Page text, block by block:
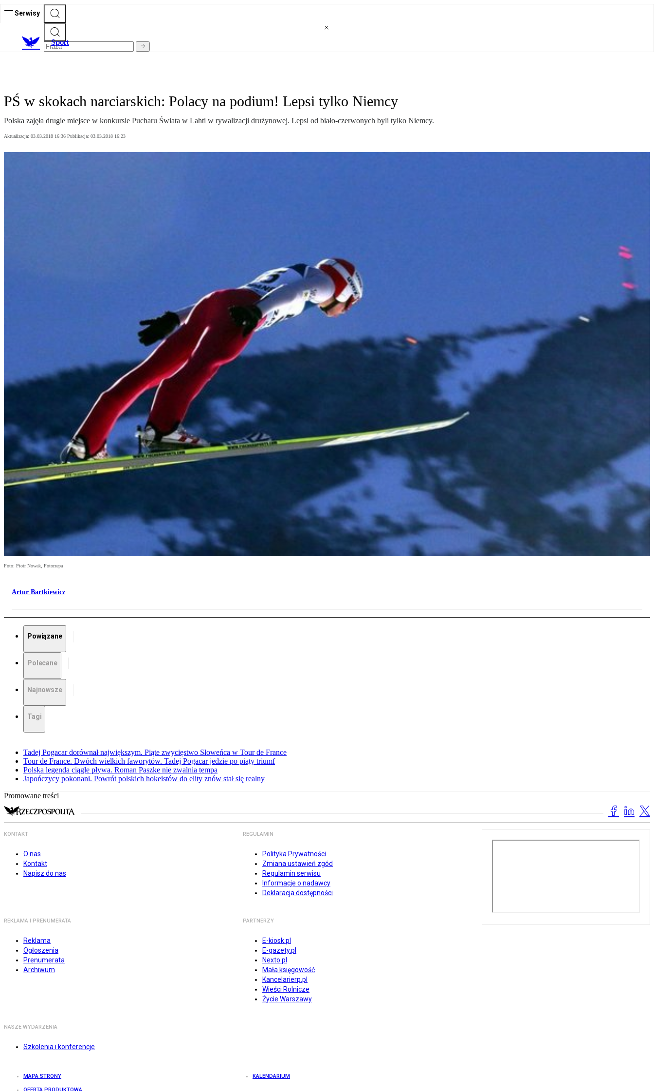
Serwisy
Sport
PŚ w skokach narciarskich: Polacy na podium! Lepsi tylko Niemcy
Polska zajęła drugie miejsce w konkursie Pucharu Świata w Lahti w rywalizacji drużynowej. Lepsi od biało-czerwonych byli tylko Niemcy.
Aktualizacja: 03.03.2018 16:36 Publikacja: 03.03.2018 16:23
Foto: Piotr Nowak, Fotorzepa
Artur Bartkiewicz
Powiązane
Polecane
Najnowsze
Tagi
Tadej Pogacar dorównał największym. Piąte zwycięstwo Słoweńca w Tour de France
Tour de France. Dwóch wielkich faworytów. Tadej Pogacar jedzie po piąty triumf
Polska legenda ciągle pływa. Roman Paszke nie zwalnia tempa
Japończycy pokonani. Powrót polskich hokeistów do elity znów stał się realny
Promowane treści
KONTAKT
O nas
Kontakt
Napisz do nas
REGULAMIN
Polityka Prywatności
Zmiana ustawień zgód
Regulamin serwisu
Informacje o nadawcy
Deklaracja dostępności
REKLAMA I PRENUMERATA
Reklama
Ogłoszenia
Prenumerata
Archiwum
PARTNERZY
E-kiosk.pl
E-gazety.pl
Nexto.pl
Mała księgowość
Kancelarierp.pl
Wieści Rolnicze
Życie Warszawy
NASZE WYDARZENIA
Szkolenia i konferencje
MAPA STRONY KALENDARIUM